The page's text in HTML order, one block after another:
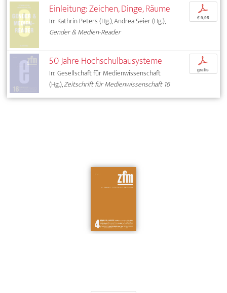
Einleitung: Zeichen, Dinge, Räume
In: Kathrin Peters (Hg.), Andrea Seier (Hg.),
Gender & Medien-Reader
p
€ 9,95
50 Jahre Hochschulbausysteme
In: Gesellschaft für Medienwissenschaft
(Hg.),Zeitschrift für Medienwissenschaft 16
p
gratis